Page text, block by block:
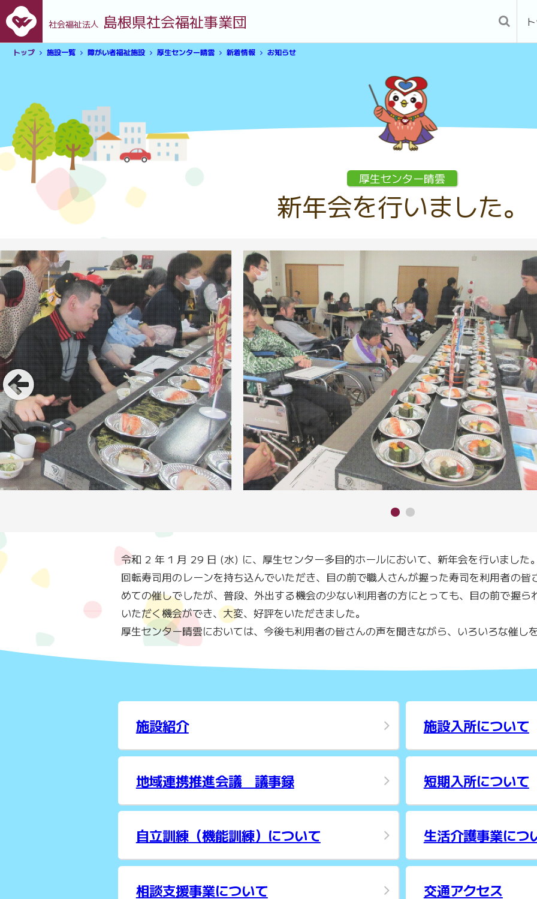
社会福祉法人 島根県社会福祉事業団
トップ 施設一覧 障がい者福祉施設 厚生センター晴雲 新着情報 お知らせ
厚生センター晴雲
新年会を行いました。
令和 2 年 1 月 29 日 (水) に、厚生センター多目的ホールにおいて、新年会を行いました
回転寿司用のレーンを持ち込んでいただき、目の前で職人さんが握った寿司を利用者の
めての催しでしたが、普段、外出する機会の少ない利用者の方にとっても、目の前で握
いただく機会ができ、大変、好評をいただきました。
厚生センター晴雲においては、今後も利用者の皆さんの声を聞きながら、いろいろな催し
施設紹介 施設入所について
地域連携推進会議 議事録 短期入所について
自立訓練（機能訓練）について 生活介護事業につ
相談支援事業について 交通アクセス